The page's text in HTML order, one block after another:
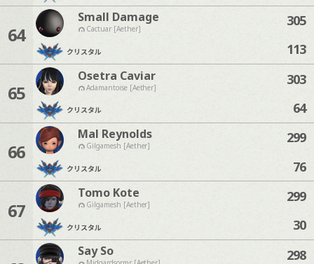
64
Small Damage
Cactuar [Aether]
クリスタル
305
113
65
Osetra Caviar
Adamantoise [Aether]
クリスタル
303
64
66
Mal Reynolds
Gilgamesh [Aether]
クリスタル
299
76
67
Tomo Kote
Gilgamesh [Aether]
クリスタル
299
30
Say So
298